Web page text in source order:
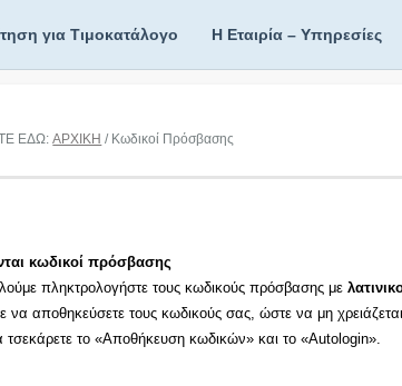
για Τιμοκατάλογο Η Εταιρία – Υπηρεσίες
ΕΔΩ:ΑΡΧΙΚΗ / Κωδικοί Πρόσβασης
κωδικοί πρόσβασης
πληκτρολογήστε τους κωδικούς πρόσβασης με
να αποθηκεύσετε τους κωδικούς σας, ώστε να μη
τσεκάρετε το «Αποθήκευση κωδικών» και το «Autologin».